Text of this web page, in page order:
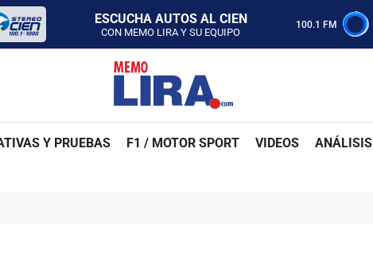
LUNES A VIERNES - 5:00 PM
SABADO - 12:00 PM
ESCUCHA AUTOS AL CIEN
CON MEMO LIRA Y SU EQUIPO
LUNES A VIERNES - 5:00 PM
SABADO - 12:00 PM
100.1 FM
Y PRUEBAS F1 / MOTOR SPORT VIDEOS ANÁLISIS